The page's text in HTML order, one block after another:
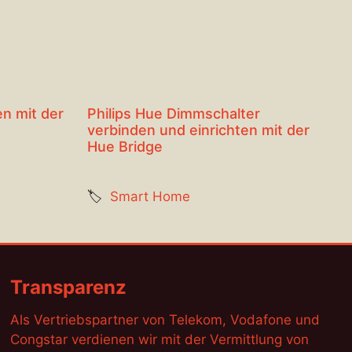
mit der
Philips Hue Dimmschalter
verbinden und einrichten mit der
Hue Bridge
🏷️ Smart Home
Transparenz
Als Vertriebspartner von Telekom, Vodafone und
Congstar verdienen wir mit der Vermittlung von